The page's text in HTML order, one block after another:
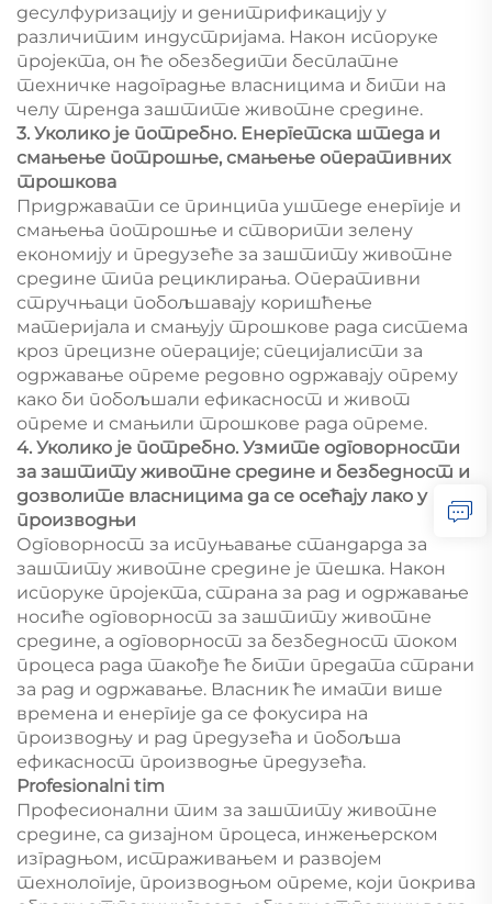
десулфуризацију и денитрификацију у
различитим индустријама. Након испоруке
пројекта, он ће обезбедити бесплатне
техничке надоградње власницима и бити на
челу тренда заштите животне средине.
3. Уколико је потребно. Енергетска штеда и
смањење потрошње, смањење оперативних
трошкова
Придржавати се принципа уштеде енергије и
смањења потрошње и створити зелену
економију и предузеће за заштиту животне
средине типа рециклирања. Оперативни
стручњаци побољшавају коришћење
материјала и смањују трошкове рада система
кроз прецизне операције; специјалисти за
одржавање опреме редовно одржавају опрему
како би побољшали ефикасност и живот
опреме и смањили трошкове рада опреме.
4. Уколико је потребно. Узмите одговорности
за заштиту животне средине и безбедност и
дозволите власницима да се осећају лако у
производњи
Одговорност за испуњавање стандарда за
заштиту животне средине је тешка. Након
испоруке пројекта, страна за рад и одржавање
носиће одговорност за заштиту животне
средине, а одговорност за безбедност током
процеса рада такође ће бити предата страни
за рад и одржавање. Власник ће имати више
времена и енергије да се фокусира на
производњу и рад предузећа и побољша
ефикасност производње предузећа.
Profesionalni tim
Професионални тим за заштиту животне
средине, са дизајном процеса, инжењерском
изградњом, истраживањем и развојем
технологије, производњом опреме, који покрива